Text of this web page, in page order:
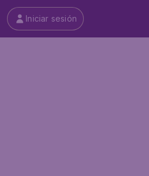
Iniciar sesión